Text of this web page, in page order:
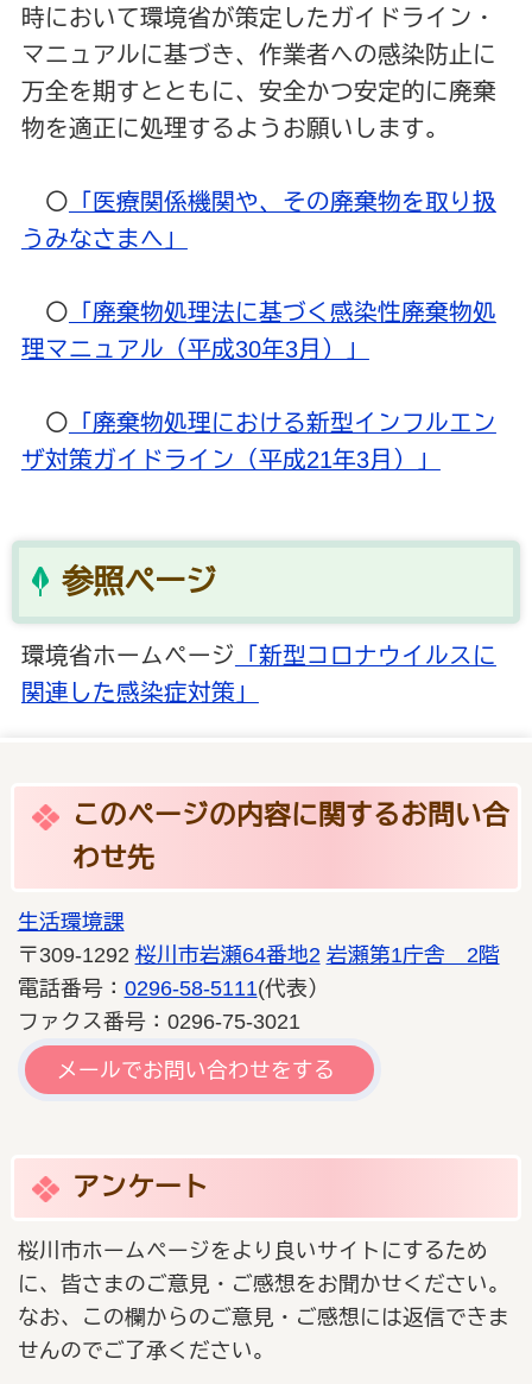
時において環境省が策定したガイドライン・
マニュアルに基づき、作業者への感染防止に
万全を期すとともに、安全かつ安定的に廃棄
物を適正に処理するようお願いします。
〇 「医療関係機関や、その廃棄物を取り扱
うみなさまへ」
〇 「廃棄物処理法に基づく感染性廃棄物処
理マニュアル（平成30年3月）」
〇 「廃棄物処理における新型インフルエン
ザ対策ガイドライン（平成21年3月）」
参照ページ
環境省ホームページ 「新型コロナウイルスに
関連した感染症対策」
このページの内容に関するお問い合
わせ先
生活環境課
〒309-1292 桜川市岩瀬64番地2 岩瀬第1庁舎 2階
電話番号： 0296-58-5111(代表）
ファクス番号：0296-75-3021
メールでお問い合わせをする
アンケート
桜川市ホームページをより良いサイトにするため
に、皆さまのご意見・ご感想をお聞かせください。
なお、この欄からのご意見・ご感想には返信できま
せんのでご了承ください。